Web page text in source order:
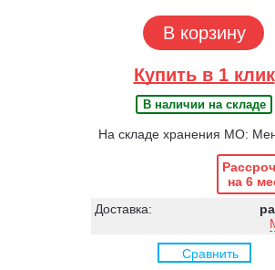
В корзину
Купить в 1 клик
В наличии на складе
На складе хранения МО:
на 6
Доставка:
Сравнить